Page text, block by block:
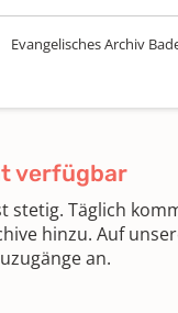
Evangelisches Archiv
verfügbar
stetig. Täglich
hinzu. Auf
an.